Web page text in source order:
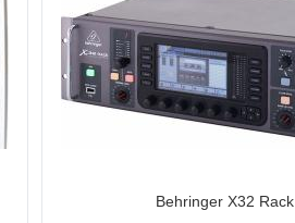
Behringer X32 Rack